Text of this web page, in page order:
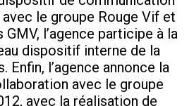
avec le groupe Rouge Vif et
GMV, l’agence participe à la
dispositif interne de la
Enfin, l’agence annonce la
avec le groupe
avec la réalisation de